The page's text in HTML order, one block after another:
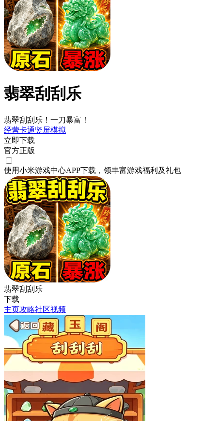
翡翠刮刮乐
翡翠刮刮乐！一刀暴富！
经营卡通竖屏模拟
立即下载
官方正版
使用小米游戏中心APP下载 ，领丰富游戏福利 及礼包
翡翠刮刮乐
下载
主页攻略社区视频